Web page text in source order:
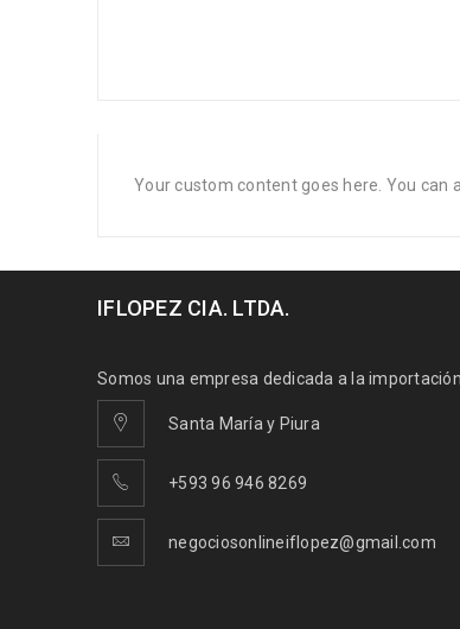
Your custom content goes here. You
IFLOPEZ CIA. LTDA.
Somos una empresa dedicada a la
Santa María y Piura
+593 96 946 8269
negociosonlineiflopez@gmail.com